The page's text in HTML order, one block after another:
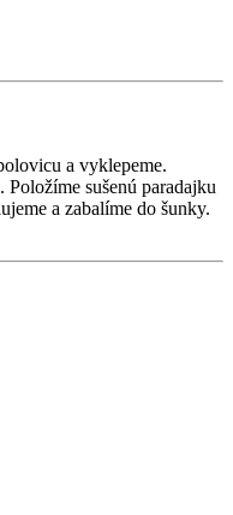
a vyklepeme.
sušenú paradajku
a zabalíme do šunky.